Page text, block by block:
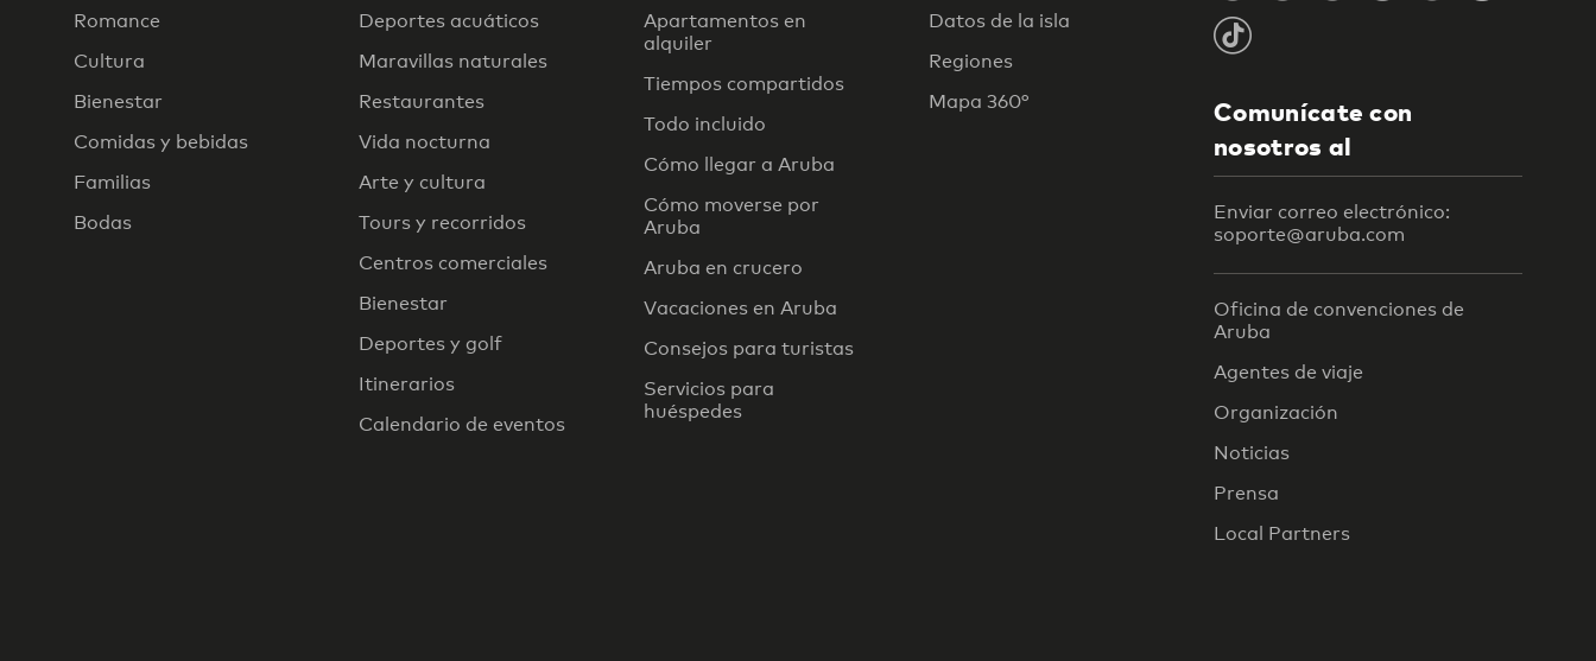
Romance
Cultura
Bienestar
Comidas y bebidas
Familias
Bodas
Deportes acuáticos
Maravillas naturales
Restaurantes
Vida nocturna
Arte y cultura
Tours y recorridos
Centros comerciales
Bienestar
Deportes y golf
Itinerarios
Calendario de eventos
Apartamentos en
alquiler
Tiempos compartidos
Todo incluido
Cómo llegar a Aruba
Cómo moverse por
Aruba
Aruba en crucero
Vacaciones en Aruba
Consejos para turistas
Servicios para
huéspedes
Datos de la isla
Regiones
Mapa 360°
Comunícate con
nosotros al
Enviar correo electrónico:
soporte@aruba.com
Oficina de convenciones de
Aruba
Agentes de viaje
Organización
Noticias
Prensa
Local Partners